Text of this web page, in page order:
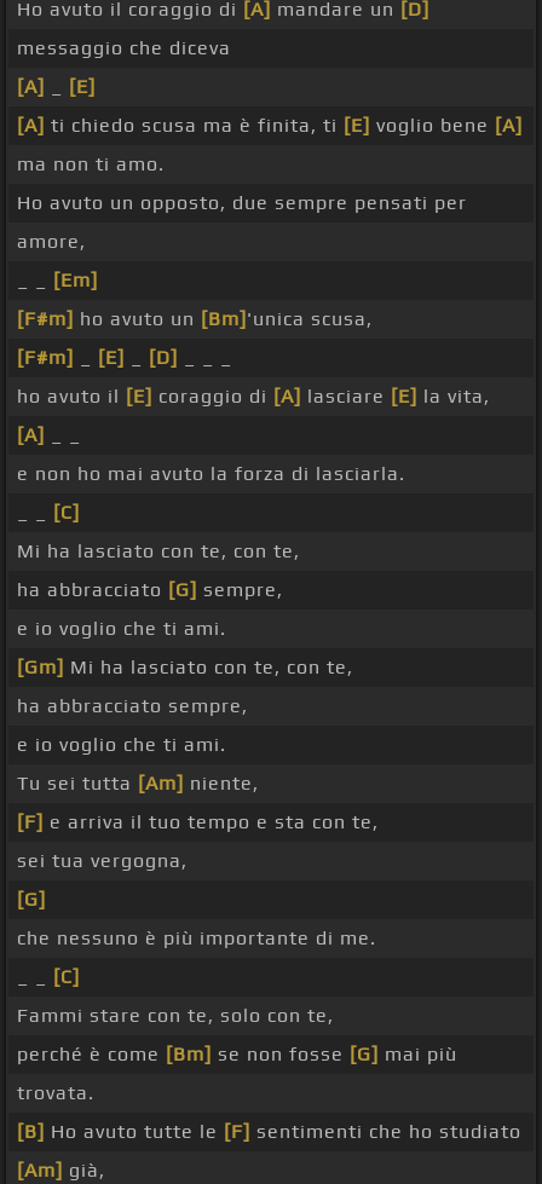
Ho avuto il coraggio di [A] mandare un [D]
messaggio che diceva
[A]
[E]
[A] ti chiedo scusa ma è finita, ti [E] voglio bene [A]
ma non ti amo.
Ho avuto un opposto, due sempre pensati per
amore,
[Em]
[F#m] ho avuto un [Bm] 'unica scusa,
[F#m]
[E] [D]
ho avuto il [E] coraggio di [A] lasciare [E] la vita,
[A]
e non ho mai avuto la forza di lasciarla.
[C]
Mi ha lasciato con te, con te,
ha abbracciato [G] sempre,
e io voglio che ti ami.
[Gm] Mi ha lasciato con te, con te,
ha abbracciato sempre,
e io voglio che ti ami.
Tu sei tutta [Am] niente,
[F] e arriva il tuo tempo e sta con te,
sei tua vergogna,
[G]
che nessuno è più importante di me.
[C]
Fammi stare con te, solo con te,
perché è come [Bm] se non fosse [G] mai più
trovata.
[B] Ho avuto tutte le [F] sentimenti che ho studiato
[Am] già,